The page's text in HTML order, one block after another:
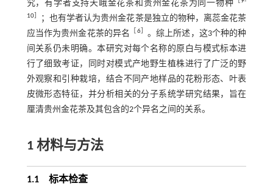
究，有学者支持天峨金花茶和贵州金花茶为同一物种
10］
；也有学者认为贵州金花茶是独立的物种，离蕊金花茶
应当作为贵州金花茶的异名
6］ 。综上所述，这3个种的种
间关系仍未明确。本研究对每个名称的原白与模式标本进
行了细致考证，同时对模式产地野生植株进行了广泛的野
外观察和引种栽培，结合不同产地样品的花粉形态、叶表
皮微形态特征，并分析相关的分子系统学研究结果，旨在
厘清贵州金花茶及其包含的2个异名之间的关系。
1材料与方法
1.1 标本检查